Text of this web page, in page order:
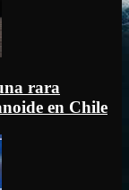
rara
en Chile